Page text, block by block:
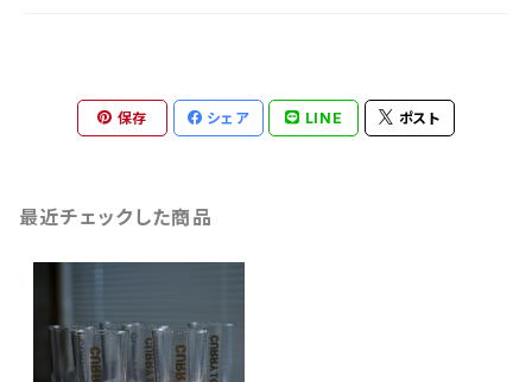
保存 シェア LINE ポスト
最近チェックした商品